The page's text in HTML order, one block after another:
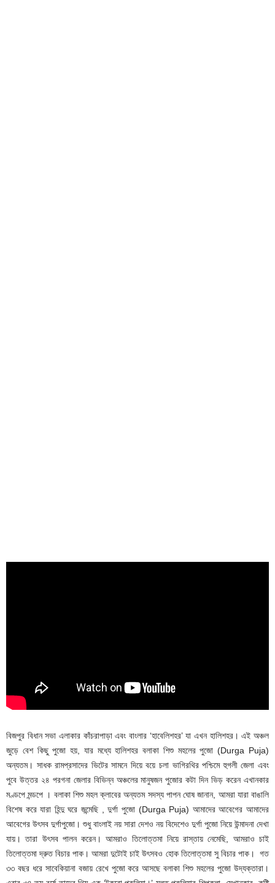
বিজপুর বিধান সভা এলাকার কাঁচরাপাড়া এবং বাংলার ‘হাবেলিশহর’ যা এখন হালিশহর। এই অঞ্চল
জুড়ে বেশ কিছু পুজো হয়, যার মধ্যে হালিশহর বলাকা শিশু মহলের পুজো (Durga Puja)
অন্যতম। সাধক রামপ্রসাদের ভিটের সামনে দিয়ে বয়ে চলা ভাগিরথির পশ্চিমে হুগলী জেলা এবং
পুবে উত্তর ২৪ পরগনা জেলার বিভিন্ন অঞ্চলের মানুষজন পুজোর কটা দিন ভিড় করেন এখানকার
মণ্ডপে মন্ডপে । বলাকা শিশু মহল ক্লাবের অন্যতম সদস্য পাপন ঘোষ জানান, আমরা যারা বাঙালি
বিশেষ করে যারা হিন্দু ঘরে জন্মেছি , দুর্গা পুজো (Durga Puja) আমাদের আবেগের আমাদের
আবেগের উৎসব দুর্গাপুজো। শুধু বাংলাই নয় সারা দেশও নয় বিদেশেও দুর্গা পুজো নিয়ে উন্মাদনা দেখা
যায়। তারা উৎসব পালন করেন। আমরাও তিলোত্তমা নিয়ে রাস্তায় নেমেছি, আমরাও চাই
তিলোত্তমা দ্রুত বিচার পাক। আমরা দুটোই চাই উৎসবও হোক তিলোত্তমা সু বিচার পাক। গত
৩৩ বছর ধরে সাবেকিয়ানা বজায় রেখে পুজো করে আসছে বলাকা শিশু মহলের পুজো উদ্যক্তারা।